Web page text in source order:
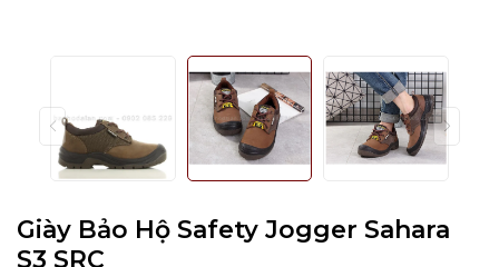
Giày Bảo Hộ Safety Jogger Sahara
S3 SRC